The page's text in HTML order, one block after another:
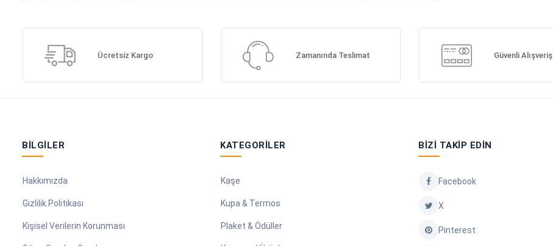
Ücretsiz Kargo Zamanında Teslimat Güvenli Alışveriş
BILGILER
Hakkımızda
Gizlilik Politikası
Kişisel Verilerin Korunması
KATEGORILER
Kaşe
Kupa & Termos
Plaket & Ödüller
BIZI TAKIP EDIN
Facebook
X
Pinterest